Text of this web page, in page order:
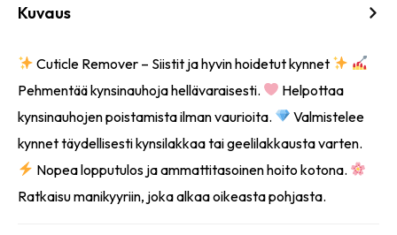
Kuvaus
Cuticle Remover – Siistit ja hyvin hoidetut kynnet
Pehmentää kynsinauhoja hellävaraisesti.
Helpottaa
kynsinauhojen poistamista ilman vaurioita.
Valmistelee
kynnet täydellisesti kynsilakkaa tai geelilakkausta varten.
Nopea lopputulos ja ammattitasoinen hoito kotona.
Ratkaisu manikyyriin, joka alkaa oikeasta pohjasta.